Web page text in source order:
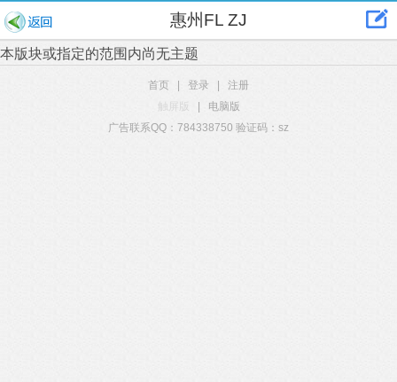
惠州FL ZJ
本版块或指定的范围内尚无主题
首页 登录
注册
触屏版
电脑版
广告联系QQ：784338750 验证码：sz